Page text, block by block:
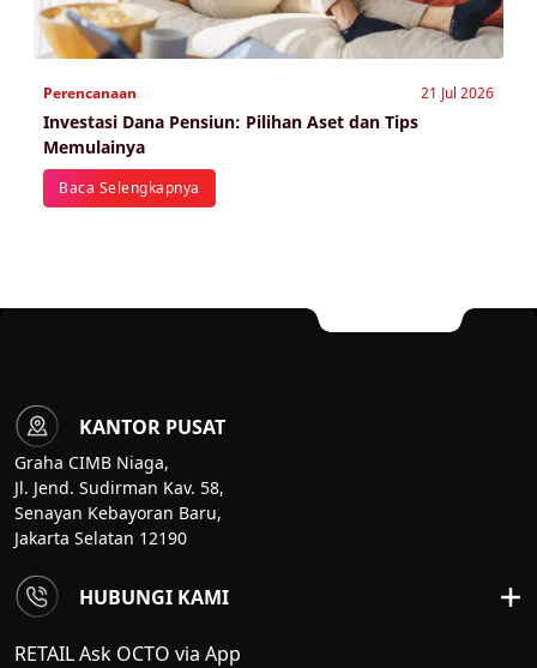
Perencanaan 21 Jul 2026
Investasi Dana Pensiun: Pilihan Aset dan Tips
Memulainya
Baca Selengkapnya
KANTOR PUSAT
Graha CIMB Niaga,
Jl. Jend. Sudirman Kav. 58,
Senayan Kebayoran Baru,
Jakarta Selatan 12190
HUBUNGI KAMI
RETAIL Ask OCTO via App